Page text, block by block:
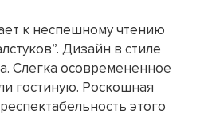
к неспешному чтению
Дизайн в стиле
Слегка осовремененное
гостиную. Роскошная
этого